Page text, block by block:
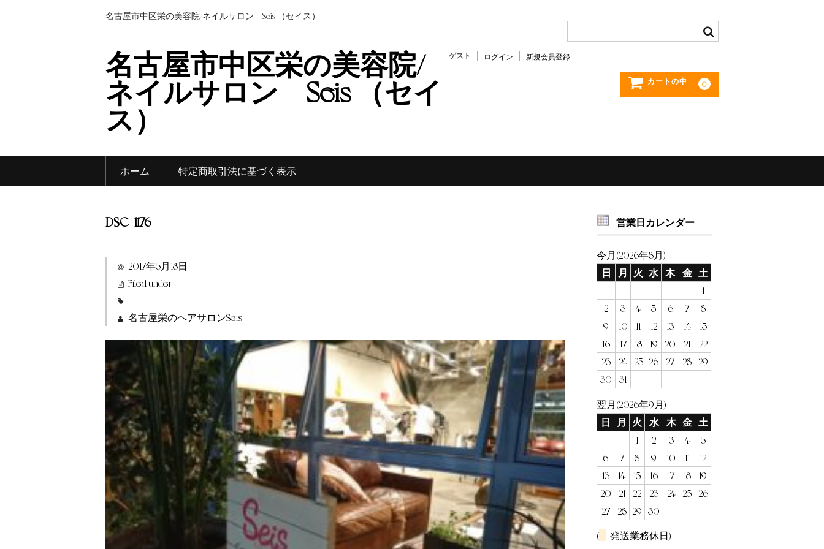
名古屋市中区栄の美容院/ネイルサロン Seis （セイス）
名古屋市中区栄の美容院/
ネイルサロン Seis （セイ
ス）
ゲスト ログイン 新規会員登録
カートの中 0
ホーム 特定商取引法に基づく表示
DSC_1176
2017年5月18日
Filed under:
名古屋栄のヘアサロンSeis
営業日カレンダー
今月(2026年8月)
日
月 火 水 木 金 土
1
2
3 4 5 6 7
8
9
10 11 12 13 14
15
16
17 18 19 20 21
22
23
24 25 26 27 28
29
30
31
翌月(2026年9月)
日
月 火 水 木 金 土
1
2 3 4
5
6
7 8 9 10 11
12
13
14 15 16 17 18
19
20
21 22 23 24 25
26
27
28 29 30
( 発送業務休日)